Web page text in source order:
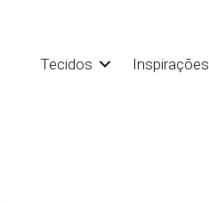
Tecidos
Inspirações